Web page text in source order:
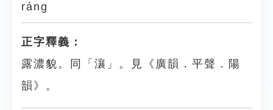
ráng
正字釋義：
露濃貌。同「瀼」。見《廣韻．平聲．陽
韻》。